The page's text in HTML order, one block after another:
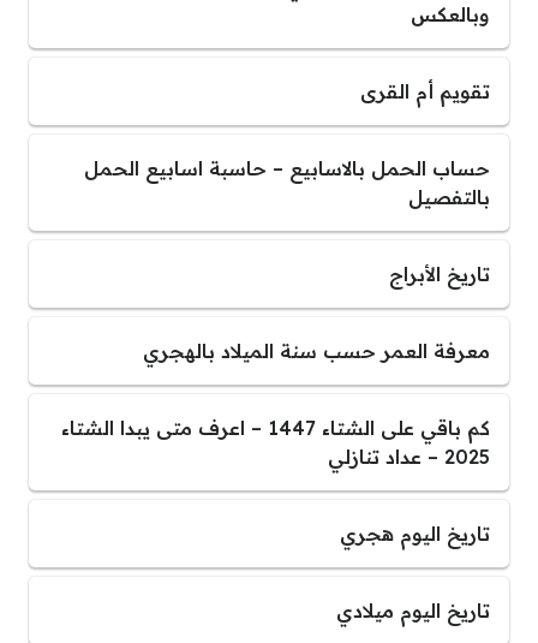
وبالعكس
تقويم أم القرى
حساب الحمل بالاسابيع – حاسبة اسابيع الحمل
بالتفصيل
تاريخ الأبراج
معرفة العمر حسب سنة الميلاد بالهجري
كم باقي على الشتاء 1447 – اعرف متى يبدا الشتاء
2025 – عداد تنازلي
تاريخ اليوم هجري
تاريخ اليوم ميلادي